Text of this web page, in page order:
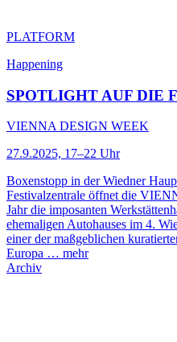
PLATFORM
Happening
SPOTLIGHT AUF DIE
VIENNA DESIGN WEEK
27.9.2025, 17–22 Uhr
Boxenstopp in der Wiedner
Festivalzentrale öffnet die
Jahr die imposanten
ehemaligen Autohauses im 4.
einer der maßgeblichen
Europa … mehr
Archiv